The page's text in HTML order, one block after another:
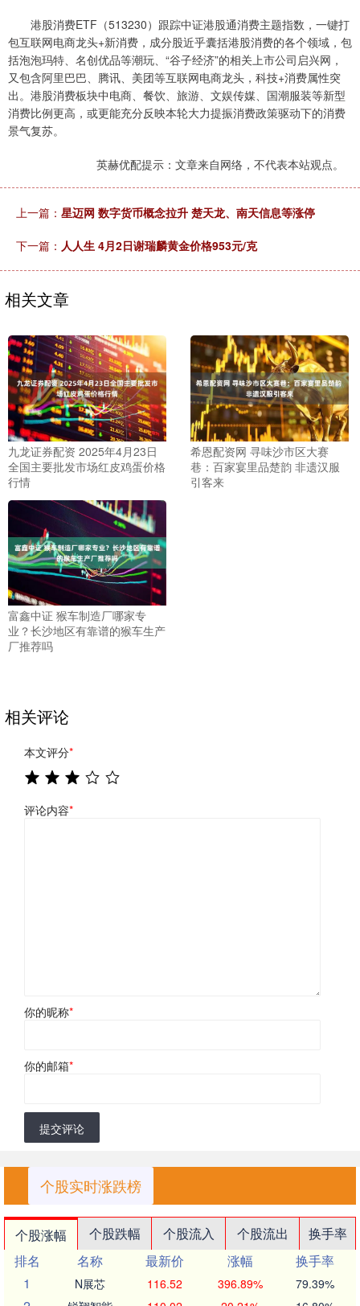
港股消费ETF（513230）跟踪中证港股通消费主题指数，一键打
包互联网电商龙头+新消费，成分股近乎囊括港股消费的各个领域，包
括泡泡玛特、名创优品等潮玩、“谷子经济”的相关上市公司启兴网，
又包含阿里巴巴、腾讯、美团等互联网电商龙头，科技+消费属性突
出。港股消费板块中电商、餐饮、旅游、文娱传媒、国潮服装等新型
消费比例更高，或更能充分反映本轮大力提振消费政策驱动下的消费
景气复苏。
英赫优配提示：文章来自网络，不代表本站观点。
上一篇： 星迈网 数字货币概念拉升 楚天龙、南天信息等涨停
下一篇： 人人生 4月2日谢瑞麟黄金价格953元/克
相关文章
九龙证券配资 2025年4月23日
全国主要批发市场红皮鸡蛋价格
行情
希恩配资网 寻味沙市区大赛
巷：百家宴里品楚韵 非遗汉服
引客来
富鑫中证 猴车制造厂哪家专
业？长沙地区有靠谱的猴车生产
厂推荐吗
相关评论
本文评分*
评论内容*
你的昵称*
你的邮箱*
提交评论
个股实时涨跌榜
个股涨幅 个股跌幅 个股流入 个股流出
换手率
排名
名称 最新价 涨幅
换手率
1
N展芯 116.52 396.89% 79.39%